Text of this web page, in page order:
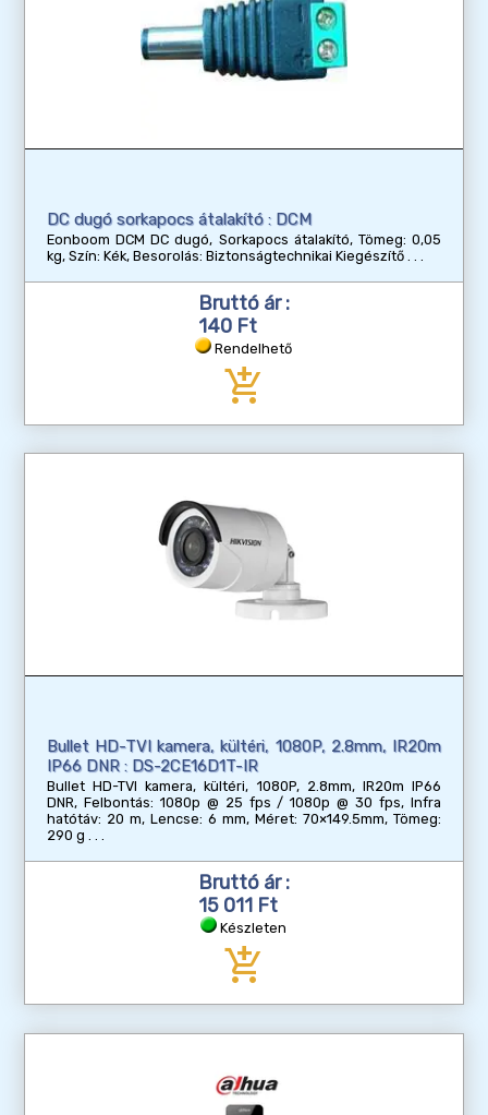
DC dugó sorkapocs átalakító : DCM
Eonboom DCM DC dugó, Sorkapocs átalakító, Tömeg: 0,05
kg, Szín: Kék, Besorolás: Biztonságtechnikai Kiegészítő
Bruttó ár :
140 Ft
Rendelhető
add_shopping_cart
Bullet HD-TVI kamera, kültéri, 1080P, 2.8mm, IR20m
IP66 DNR : DS-2CE16D1T-IR
Bullet HD-TVI kamera, kültéri, 1080P, 2.8mm, IR20m IP66
DNR, Felbontás: 1080p @ 25 fps / 1080p @ 30 fps, Infra
hatótáv: 20 m, Lencse: 6 mm, Méret: 70×149.5mm, Tömeg:
290 g
Bruttó ár :
15 011 Ft
Készleten
add_shopping_cart